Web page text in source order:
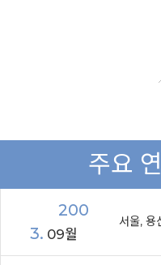
주요
200
3. 09월
서울, 용